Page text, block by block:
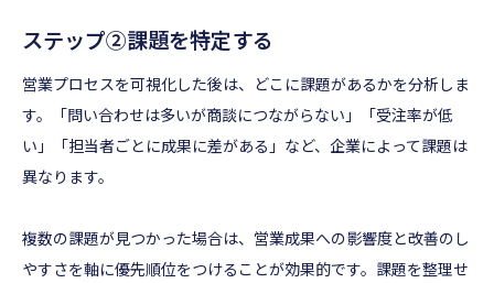
ステップ②課題を特定する
営業プロセスを可視化した後は、どこに課題があるかを分析しま
す。「問い合わせは多いが商談につながらない」「受注率が低
い」「担当者ごとに成果に差がある」など、企業によって課題は
異なります。
複数の課題が見つかった場合は、営業成果への影響度と改善のし
やすさを軸に優先順位をつけることが効果的です。課題を整理せ